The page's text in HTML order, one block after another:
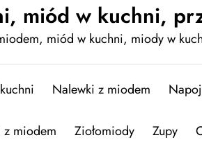
miód w kuchni,
miód w kuchni, miody w
Nalewki z miodem
miodem Ziołomiody Zupy